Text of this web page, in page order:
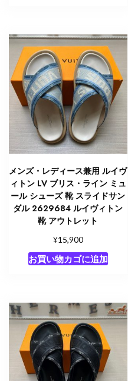
メンズ・レディース兼用 ルイヴ
ィトン LV ブリス・ライン ミュ
ール シューズ 靴 スライドサン
ダル 2629684 ルイヴィトン
靴 アウトレット
¥15,900
お買い物カゴに追加